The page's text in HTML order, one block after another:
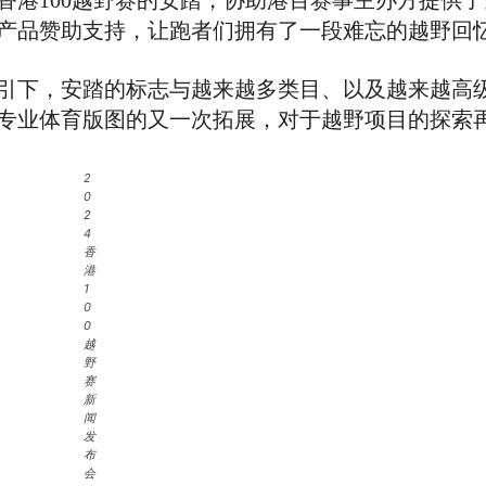
品赞助支持，让跑者们拥有了一段难忘的越野回
下，安踏的标志与越来越多类目、以及越来越高
业体育版图的又一次拓展，对于越野项目的探索
2
0
2
4
香
港
1
0
0
越
野
赛
新
闻
发
布
会